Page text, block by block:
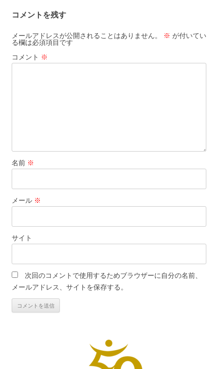
ゲ
ー
シ
ョ
コメントを残す
メールアドレスが公開されることはありません。 ※ が付いてい
る欄は必須項目です
コメント ※
名前 ※
メール ※
サイト
次回のコメントで使用するためブラウザーに自分の名前、
メールアドレス、サイトを保存する。